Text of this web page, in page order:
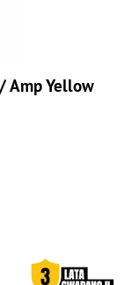
Amp Yellow